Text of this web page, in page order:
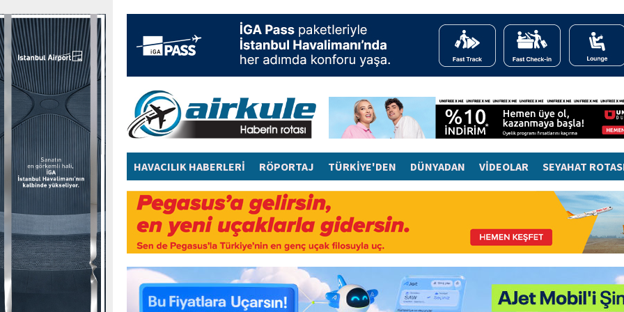
HAVACILIK HABERLERİ RÖPORTAJ TÜRKİYE'DEN DÜNYADAN VİDEOLAR SEYAHAT